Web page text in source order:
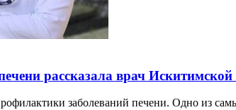
рассказала врач
заболеваний печени. Одно из